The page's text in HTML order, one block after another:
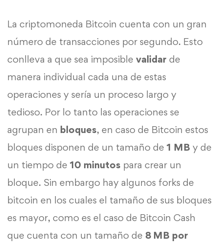
La criptomoneda Bitcoin cuenta con un gran
número de transacciones por segundo. Esto
conlleva a que sea imposible validar de
manera individual cada una de estas
operaciones y sería un proceso largo y
tedioso. Por lo tanto las operaciones se
agrupan en bloques, en caso de Bitcoin estos
bloques disponen de un tamaño de 1 MB y de
un tiempo de 10 minutos para crear un
bloque. Sin embargo hay algunos forks de
bitcoin en los cuales el tamaño de sus bloques
es mayor, como es el caso de Bitcoin Cash
que cuenta con un tamaño de 8 MB por